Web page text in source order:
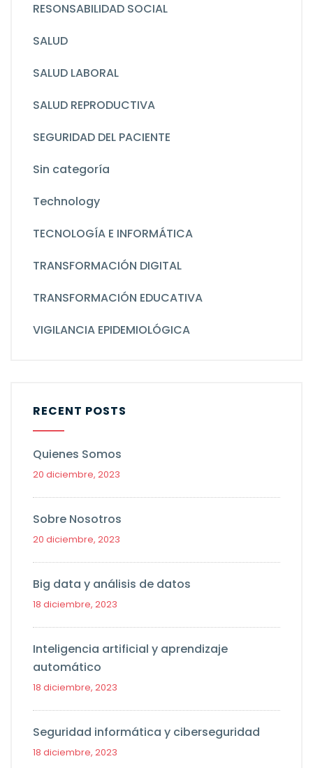
RESONSABILIDAD SOCIAL
SALUD
SALUD LABORAL
SALUD REPRODUCTIVA
SEGURIDAD DEL PACIENTE
Sin categoría
Technology
TECNOLOGÍA E INFORMÁTICA
TRANSFORMACIÓN DIGITAL
TRANSFORMACIÓN EDUCATIVA
VIGILANCIA EPIDEMIOLÓGICA
RECENT POSTS
Quienes Somos
20 diciembre, 2023
Sobre Nosotros
20 diciembre, 2023
Big data y análisis de datos
18 diciembre, 2023
Inteligencia artificial y aprendizaje
automático
18 diciembre, 2023
Seguridad informática y ciberseguridad
18 diciembre, 2023